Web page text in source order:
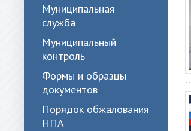
Муниципальная
служба
Муниципальный
контроль
Формы и образцы
документов
Порядок обжалования
НПА